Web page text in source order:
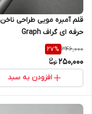
قلم آمبره مویی طراحی ناخن
حرفه ای گراف Graph
346,000
27%
250,000
افزودن به سبد